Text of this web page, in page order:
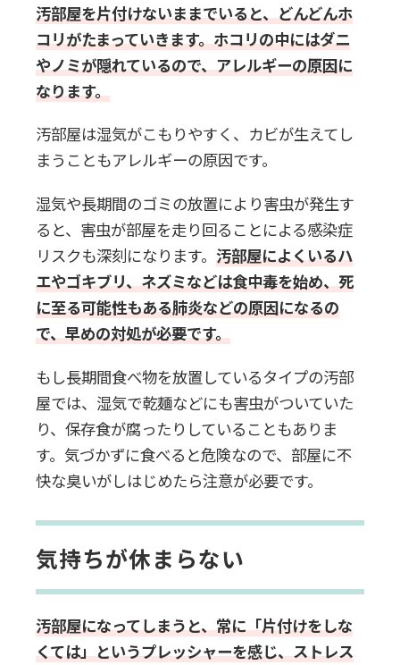
汚部屋を片付けないままでいると、どんどんホ
コリがたまっていきます。ホコリの中にはダニ
やノミが隠れているので、アレルギーの原因に
なります。
汚部屋は湿気がこもりやすく、カビが生えてし
まうこともアレルギーの原因です。
湿気や長期間のゴミの放置により害虫が発生す
ると、害虫が部屋を走り回ることによる感染症
リスクも深刻になります。 汚部屋によくいるハ
エやゴキブリ、ネズミなどは食中毒を始め、死
に至る可能性もある肺炎などの原因になるの
で、早めの対処が必要です。
もし長期間食べ物を放置しているタイプの汚部
屋では、湿気で乾麺などにも害虫がついていた
り、保存食が腐ったりしていることもありま
す。気づかずに食べると危険なので、部屋に不
快な臭いがしはじめたら注意が必要です。
気持ちが休まらない
汚部屋になってしまうと、常に「片付けをしな
くては」というプレッシャーを感じ、ストレス